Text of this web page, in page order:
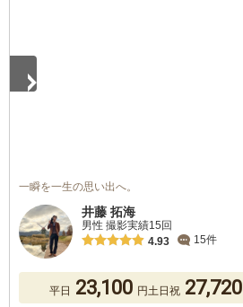
一瞬を一生の思い出へ。
井藤 拓海
男性 撮影実績15回
4.93
15件
平日 23,100 円土日祝 27,720